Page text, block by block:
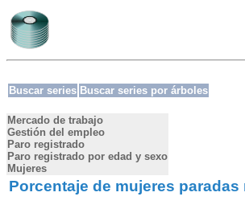
Buscar series Buscar series por árboles
Mercado de trabajo
Gestión del empleo
Paro registrado
Paro registrado por edad y sexo
Mujeres
Porcentaje de mujeres